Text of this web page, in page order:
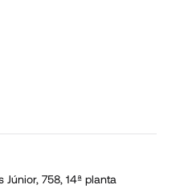
758, 14ª planta